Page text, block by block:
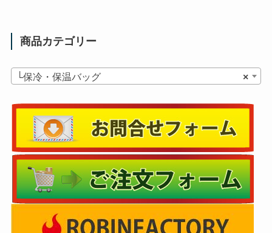
商品カテゴリー
×
└保冷・保温バッグ